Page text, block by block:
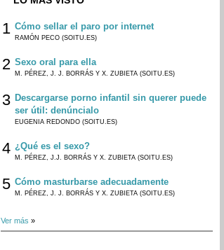
1 Cómo sellar el paro por internet
RAMÓN PECO (SOITU.ES)
2 Sexo oral para ella
M. PÉREZ, J. J. BORRÁS Y X. ZUBIETA (SOITU.ES)
3 Descargarse porno infantil sin querer puede
ser útil: denúncialo
EUGENIA REDONDO (SOITU.ES)
4 ¿Qué es el sexo?
M. PÉREZ, J.J. BORRÁS Y X. ZUBIETA (SOITU.ES)
5 Cómo masturbarse adecuadamente
M. PÉREZ, J. J. BORRÁS Y X. ZUBIETA (SOITU.ES)
Ver más »